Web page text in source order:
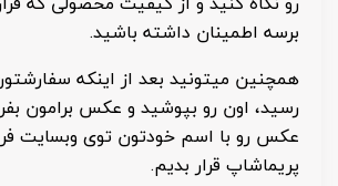
برسه اطمینان داشته باشید.
همچنین میتونید بعد از اینکه
رسید، اون رو بپوشید و عکس برامون
عکس رو با اسم خودتون توی وبسایت
پریماشاپ قرار بدیم.